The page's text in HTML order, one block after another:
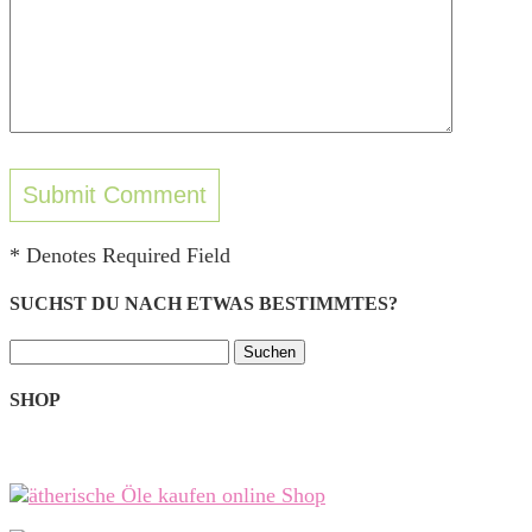
* Denotes Required Field
SUCHST DU NACH ETWAS BESTIMMTES?
nach:
SHOP